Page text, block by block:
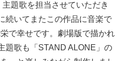
主題歌を担当させていただき
続いてまたこの作品に音楽で
で幸せです。劇場版で描かれ
題歌も「STAND ALONE」の